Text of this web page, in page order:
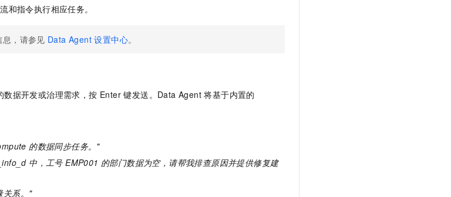
和指令执行相应任务。
，请参见 Data Agent 设置中心。
据开发或治理需求，按 Enter 键发送。Data Agent 将基于内置的
的数据同步任务。"
中，工号 EMP001 的部门数据为空，请帮我排查原因并提供修复建
关系。"